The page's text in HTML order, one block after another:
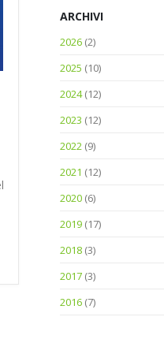
ARCHIVI
2026 (2)
2025 (10)
2024(12)
2023 (12)
2022 (9)
2021 (12)
2020 (6)
2019 (17)
2018 (3)
2017 (3)
2016 (7)